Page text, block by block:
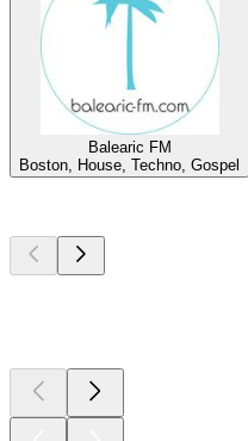
Balearic FM
Boston, House, Techno, Gospel